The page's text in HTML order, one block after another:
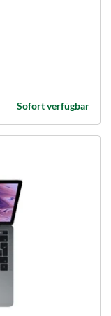
Sofort verfügbar